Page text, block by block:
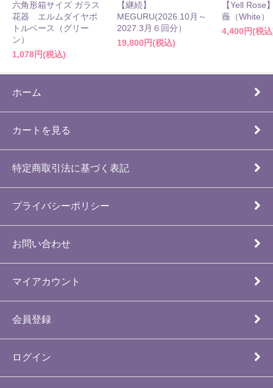
六角形箱サイズ ガラス
花器 エルムダイヤボ
トルベース（グリー
ン）
1,078円(税込)
【継続】
MEGURU(2026.10月～
2027.3月６回分）
19,800円(税込)
【Yell Rose
薇（White）
4,400円(税
ホーム
カートを見る
特定商取引法に基づく表記
プライバシーポリシー
お問い合わせ
マイアカウント
会員登録
ログイン